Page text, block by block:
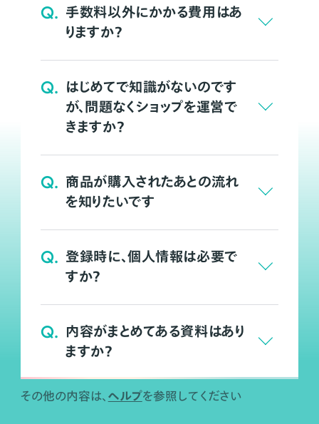
Q. 手数料以外にかかる費用はあ
りますか？
Q. はじめてで知識がないのです
が、問題なくショップを運営で
きますか？
Q. 商品が購入されたあとの流れ
を知りたいです
Q. 登録時に、個人情報は必要で
すか？
Q. 内容がまとめてある資料はあり
ますか？
その他の内容は、 ヘルプを参照してください